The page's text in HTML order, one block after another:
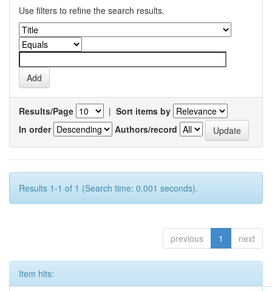
Use filters to refine the search results.
Results/Page | Sort items by
In order
Authors/record
Results 1-1 of 1 (Search time: 0.001 seconds).
previous 1 next
Item hits: